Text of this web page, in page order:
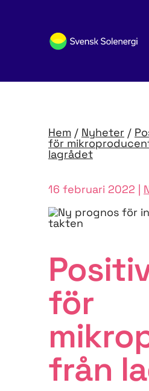
Hem / Nyheter /
för
lagrådet
16 februari 2022 |
för
från